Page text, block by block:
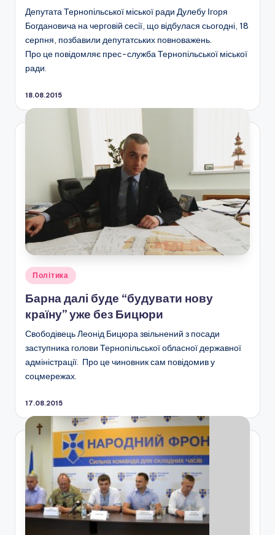
Депутата Тернопільської міської ради Дулебу Ігоря
Богдановича на черговій сесії, що відбулася сьогодні, 18
серпня, позбавили депутатських повноважень.
Про це повідомляє прес-служба Тернопільської міської
ради.
18.08.2015
Опубліковано
Політика
Барна далі буде “будувати нову
країну” уже без Бицюри
Свободівець Леонід Бицюра звільнений з посади
заступника голови Тернопільської обласної державної
адміністрації. Про це чиновник сам повідомив у
соцмережах.
17.08.2015